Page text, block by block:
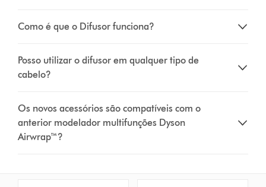
Como é que o Difusor funciona?
Posso utilizar o difusor em qualquer tipo de
cabelo?
Os novos acessórios são compatíveis com o
anterior modelador multifunções Dyson
Airwrap™?